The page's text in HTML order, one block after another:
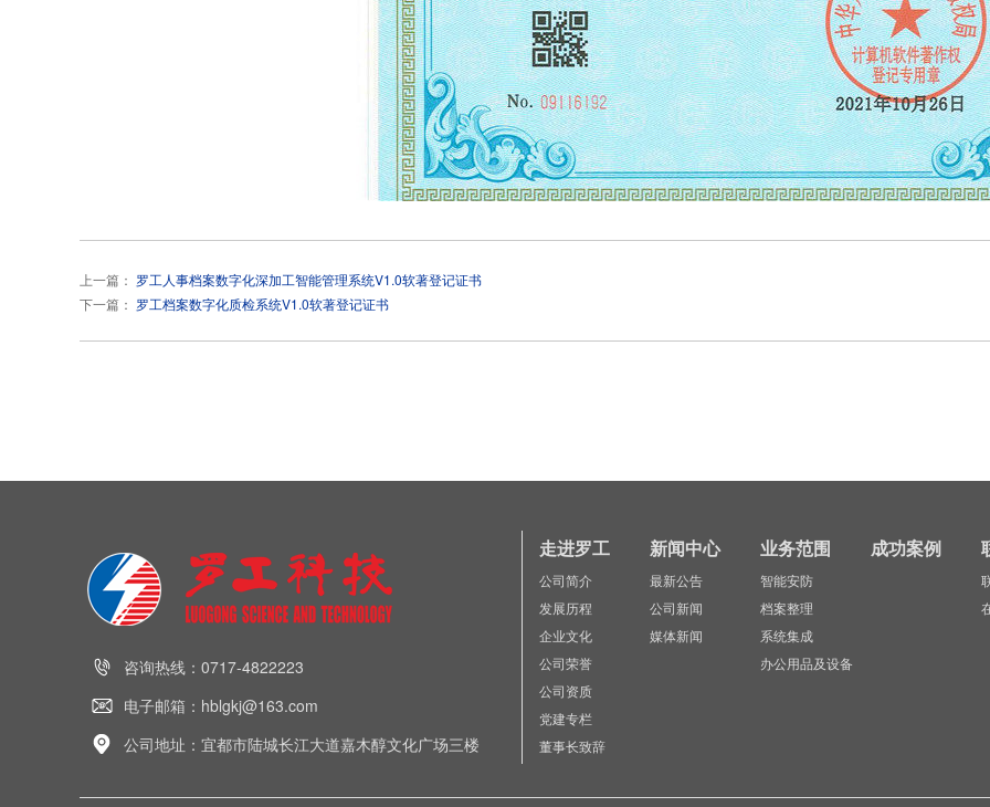
上一篇： 罗工人事档案数字化深加工智能管理系统V1.0软著登记证书
下一篇： 罗工档案数字化质检系统V1.0软著登记证书
咨询热线：0717-4822223
电子邮箱：hblgkj@163.com
公司地址：宜都市陆城长江大道嘉木醇文化广场三楼
走进罗工 新闻中心 业务范围 成功案例
公司简介
发展历程
企业文化
公司荣誉
公司资质
党建专栏
董事长致辞
最新公告
公司新闻
媒体新闻
智能安防
档案整理
系统集成
办公用品及设备